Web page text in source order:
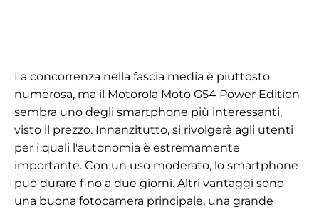
La concorrenza nella fascia media è piuttosto
numerosa, ma il Motorola Moto G54 Power Edition
sembra uno degli smartphone più interessanti,
visto il prezzo. Innanzitutto, si rivolgerà agli utenti
per i quali l'autonomia è estremamente
importante. Con un uso moderato, lo smartphone
può durare fino a due giorni. Altri vantaggi sono
una buona fotocamera principale, una grande